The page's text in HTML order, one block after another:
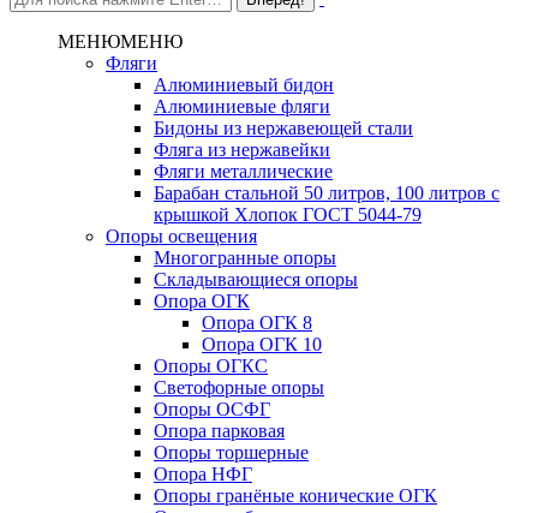
МЕНЮМЕНЮ
Фляги
Алюминиевый бидон
Алюминиевые фляги
Бидоны из нержавеющей стали
Фляга из нержавейки
Фляги металлические
Барабан стальной 50 литров, 100 литров с
крышкой Хлопок ГОСТ 5044-79
Опоры освещения
Многогранные опоры
Складывающиеся опоры
Опора ОГК
Опора ОГК 8
Опора ОГК 10
Опоры ОГКС
Светофорные опоры
Опоры ОСФГ
Опора парковая
Опоры торшерные
Опора НФГ
Опоры гранёные конические ОГК